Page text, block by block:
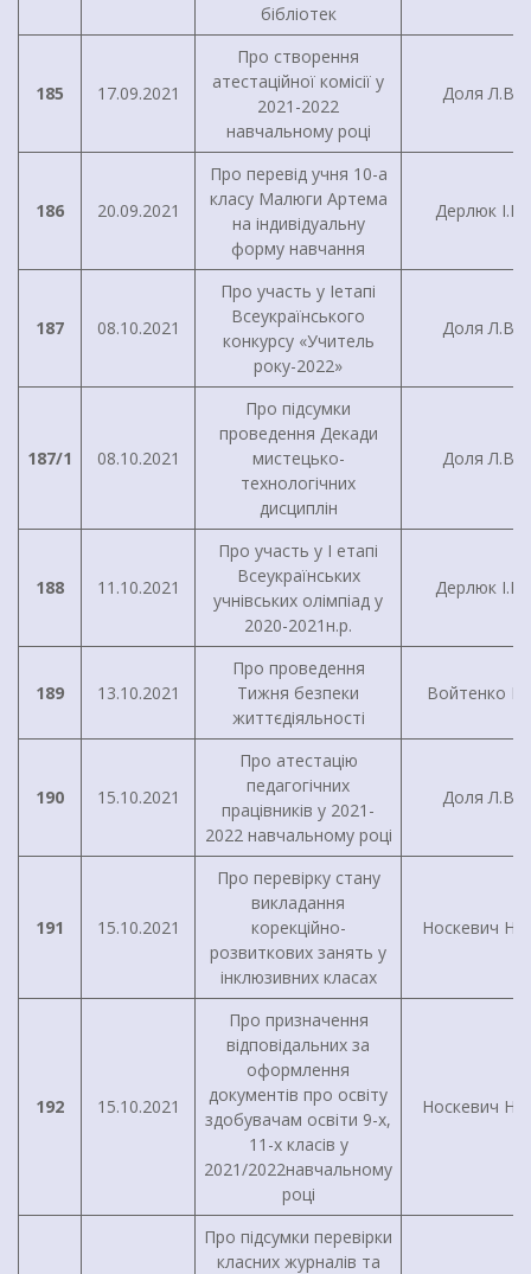
бібліотек
185 17.09.2021
Про створення
атестаційної комісії у
2021-2022
навчальному році
Доля Л.В.
186 20.09.2021
Про перевід учня 10-а
класу Малюги Артема
на індивідуальну
форму навчання
Дерлюк І.В.
187 08.10.2021
Про участь у Iетапі
Всеукраїнського
конкурсу «Учитель
року-2022»
Доля Л.В.
187/1 08.10.2021
Про підсумки
проведення Декади
мистецько-
технологічних
дисциплін
Доля Л.В.
188 11.10.2021
Про участь у I етапі
Всеукраїнських
учнівських олімпіад у
2020-2021н.р.
Дерлюк І.В.
189 13.10.2021
Про проведення
Тижня безпеки
життєдіяльності
Войтенко І.Г.
190 15.10.2021
Про атестацію
педагогічних
працівників у 2021-
2022 навчальному році
Доля Л.В.
191 15.10.2021
Про перевірку стану
викладання
корекційно-
розвиткових занять у
інклюзивних класах
Носкевич
192 15.10.2021
Про призначення
відповідальних за
оформлення
документів про освіту
здобувачам освіти 9-х,
11-х класів у
2021/2022навчальному
році
Носкевич
Про підсумки перевірки
класних журналів та